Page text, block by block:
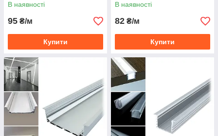
В наявності
95 ₴/м
Купити
В наявності
82 ₴/м
Купити